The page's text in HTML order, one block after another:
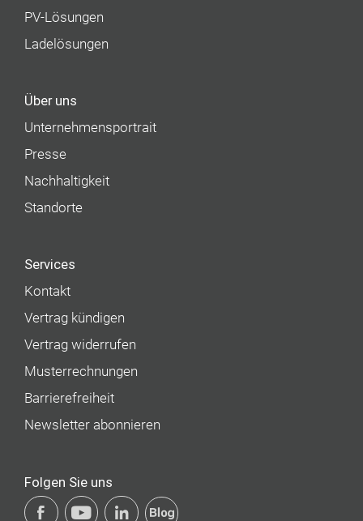
PV-Lösungen
Ladelösungen
Über uns
Unternehmens­portrait
Presse
Nachhaltigkeit
Standorte
Services
Kontakt
Vertrag kündigen
Vertrag widerrufen
Musterrechnungen
Barrierefreiheit
Newsletter abonnieren
Folgen Sie uns